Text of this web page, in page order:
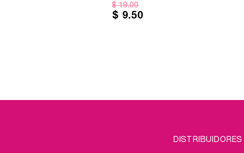
$ 19.00
$ 9.50
DISTRIBUIDORES
LEGAL